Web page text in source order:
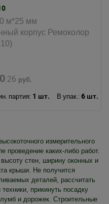
м*25 мм
корпус Ремоколор
.26 руб.
партия: 1 шт. В упак.: 6 шт.
измерительного
проведение каких-либо работ.
стен, ширину оконных и
крыши. Не получится
деталей, рассчитать
прикинуть посадку
и дорожек. Строительные